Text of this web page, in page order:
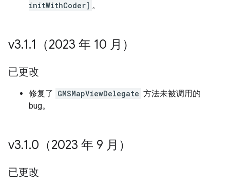
initWithCoder] 。
v3.1.1（2023 年 10 月）
已更改
修复了 GMSMapViewDelegate 方法未被调用的
bug。
v3.1.0（2023 年 9 月）
已更改